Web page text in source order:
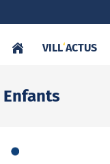
VILL‘ACTUS